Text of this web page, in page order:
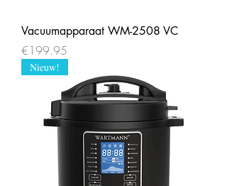
Vacuumapparaat WM-2508 VC
Price
€199.95
Nieuw!